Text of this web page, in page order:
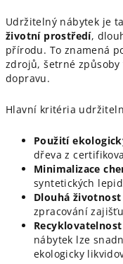
Udržitelný nábytek je
životní prostředí,
přírodu. To znamená
zdrojů, šetrné
dopravu.
Hlavní kritéria
Použití
dřeva z
Minimalizace
syntetických
Dlouhá životnost
zpracování
nábytek lze
ekologicky